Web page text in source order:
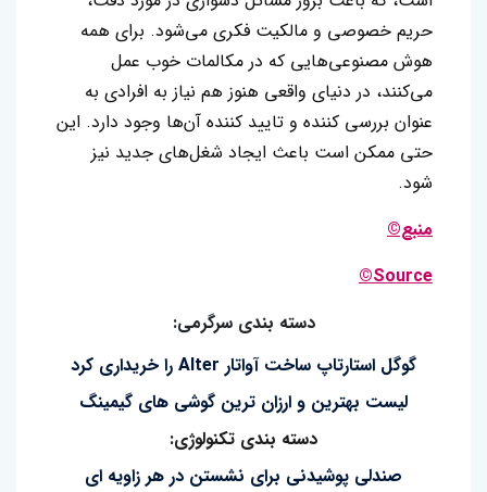
حریم خصوصی و مالکیت فکری می‌شود. برای همه
هوش مصنوعی‌هایی که در مکالمات خوب عمل
می‌کنند، در دنیای واقعی هنوز هم نیاز به افرادی به
عنوان بررسی کننده و تایید کننده آن‌ها وجود دارد. این
حتی ممکن است باعث ایجاد شغل‌های جدید نیز
شود.
منبع©
Source©
دسته بندی سرگرمی:
گوگل استارتاپ ساخت آواتار Alter را خریداری کرد
لیست بهترین و ارزان ترین گوشی های گیمینگ
دسته بندی تکنولوژی:
صندلی پوشیدنی برای نشستن در هر زاویه ای